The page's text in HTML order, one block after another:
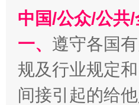
千年窑火 生生不息
中国/公众/公共
一、 遵守各国
规及行业规定
间接引起的给